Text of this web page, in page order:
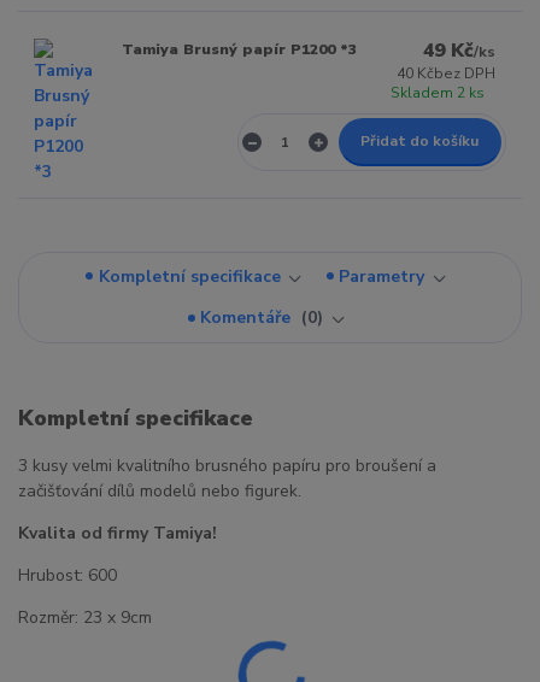
Tamiya Brusný papír P1200 *3 49 Kč/ks
40 Kčbez DPH
Skladem 2 ks
Přidat do košíku
Kompletní specifikace
Parametry
Komentáře
0
Kompletní specifikace
3 kusy velmi kvalitního brusného papíru pro broušení a
začišťování dílů modelů nebo figurek.
Kvalita od firmy Tamiya!
Hrubost: 600
Rozměr: 23 x 9cm